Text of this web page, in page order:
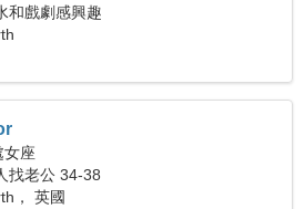
和戲劇感興趣
女座
找老公 34-38
， 英國